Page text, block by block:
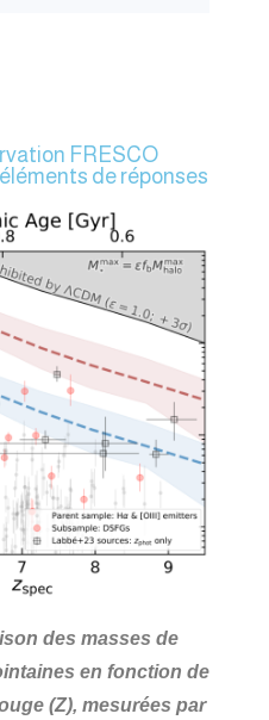
FRESCO
de réponses
des masses de
en fonction de
(Z), mesurées par